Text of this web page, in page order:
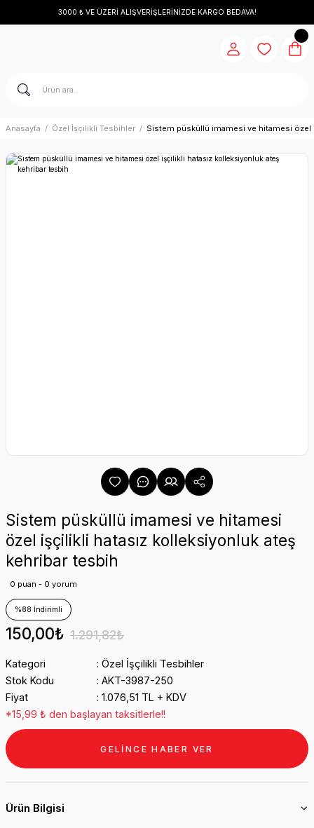
3000 ₺ VE ÜZERİ ALIŞVERİŞLERİNİZDE KARGO BEDAVA!
Anasayfa Özel İşçilikli Tesbihler Sistem püsküllü imamesi ve hitamesi
Sistem püsküllü imamesi ve hitamesi
özel işçilikli hatasız kolleksiyonluk ateş
kehribar tesbih
0 puan - 0 yorum
%88 İndirimli
150,00₺ 1.291,82₺
Kategori
Özel İşçilikli Tesbihler
Stok Kodu
AKT-3987-250
Fiyat
1.076,51 TL + KDV
*15,99 ₺ den başlayan taksitlerle!!
GELİNCE HABER VER
Ürün Bilgisi